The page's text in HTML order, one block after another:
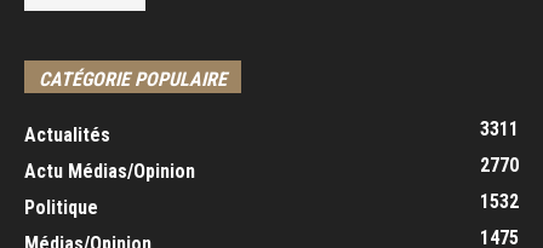
CATÉGORIE POPULAIRE
Actualités
3311
Actu Médias/Opinion
2770
Politique
1532
1475